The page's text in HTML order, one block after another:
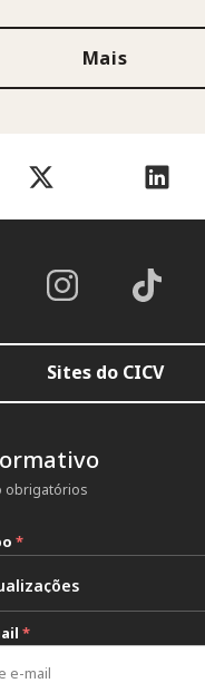
Mais
Sites do CICV
obrigatórios
*
*